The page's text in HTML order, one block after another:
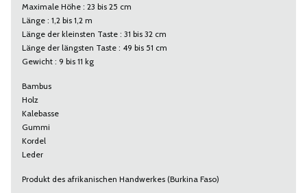
Maximale Höhe : 23 bis 25 cm
Länge : 1,2 bis 1,2 m
Länge der kleinsten Taste : 31 bis 32 cm
Länge der längsten Taste : 49 bis 51 cm
Gewicht : 9 bis 11 kg
Bambus
Holz
Kalebasse
Gummi
Kordel
Leder
Produkt des afrikanischen Handwerkes (Burkina Faso)